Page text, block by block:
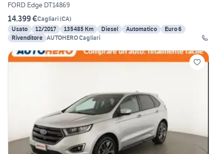
FORD Edge DT14869
14.399 €Cagliari(CA)
Usato
12/2017 135485 Km Diesel Automatico
Euro 6
Rivenditore AUTOHERO Cagliari